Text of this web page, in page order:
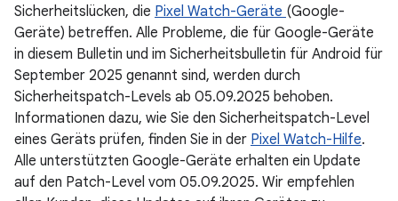
Sicherheitslücken, die Pixel Watch-Geräte (Google-
Geräte) betreffen. Alle Probleme, die für Google-Geräte
in diesem Bulletin und im Sicherheitsbulletin für Android für
September 2025 genannt sind, werden durch
Sicherheitspatch-Levels ab 05.09.2025 behoben.
Informationen dazu, wie Sie den Sicherheitspatch-Level
eines Geräts prüfen, finden Sie in der Pixel Watch-Hilfe.
Alle unterstützten Google-Geräte erhalten ein Update
auf den Patch-Level vom 05.09.2025. Wir empfehlen